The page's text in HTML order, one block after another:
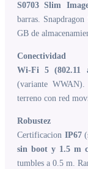
S0703 Slim
barras.
GB de
Conectividad
Wi-Fi 5 (802.11
(variante
terreno con red
Robustez
Certificacion IP67
sin boot y 1.5 m
tumbles a 0.5 m.